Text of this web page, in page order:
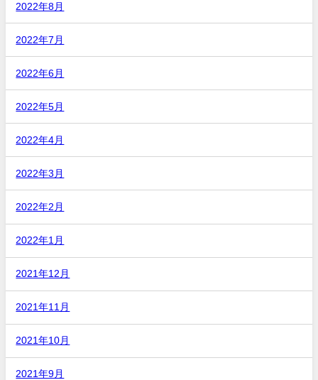
2022年8月
2022年7月
2022年6月
2022年5月
2022年4月
2022年3月
2022年2月
2022年1月
2021年12月
2021年11月
2021年10月
2021年9月